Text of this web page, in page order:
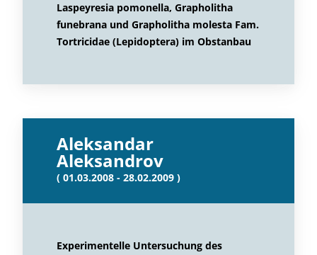
Laspeyresia pomonella, Grapholitha
funebrana und Grapholitha molesta Fam.
Tortricidae (Lepidoptera) im Obstanbau
Aleksandar
Aleksandrov
( 01.03.2008 - 28.02.2009 )
Experimentelle Untersuchung des